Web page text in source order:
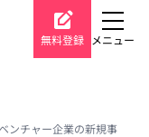
無料登録 メニュー
ベンチャー企業の新規事